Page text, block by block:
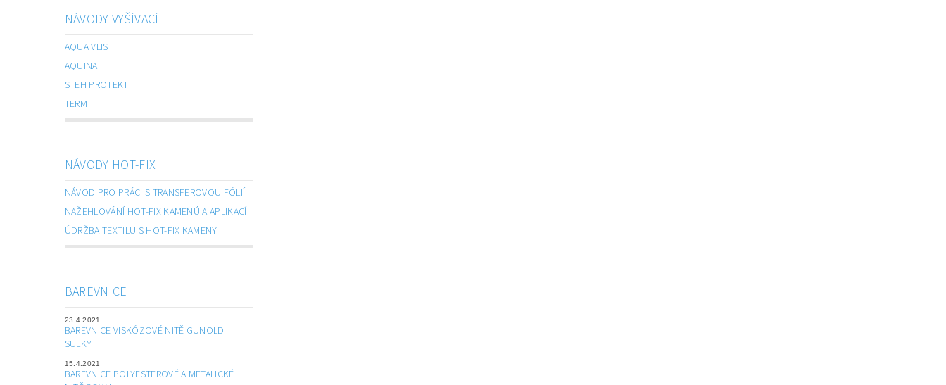
NÁVODY VYŠÍVACÍ
AQUA VLIS
AQUINA
STEH PROTEKT
TERM
NÁVODY HOT-FIX
NÁVOD PRO PRÁCI S TRANSFEROVOU FÓLIÍ
NAŽEHLOVÁNÍ HOT-FIX KAMENŮ A APLIKACÍ
ÚDRŽBA TEXTILU S HOT-FIX KAMENY
BAREVNICE
23.4.2021
BAREVNICE VISKÓZOVÉ NITĚ GUNOLD
SULKY
15.4.2021
BAREVNICE POLYESTEROVÉ A METALICKÉ